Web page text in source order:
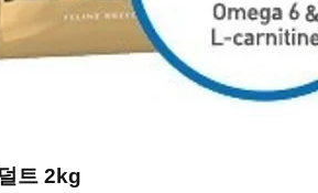
트 2kg